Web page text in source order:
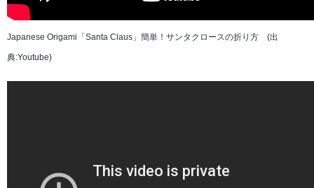
Japanese Origami「Santa Claus」簡単！サンタクロースの折り方 (出
典:Youtube)